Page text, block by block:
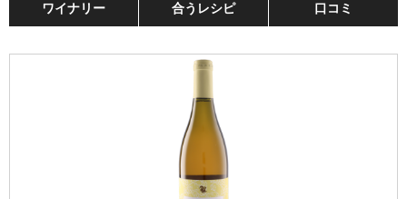
ワイナリー 合うレシピ 口コミ